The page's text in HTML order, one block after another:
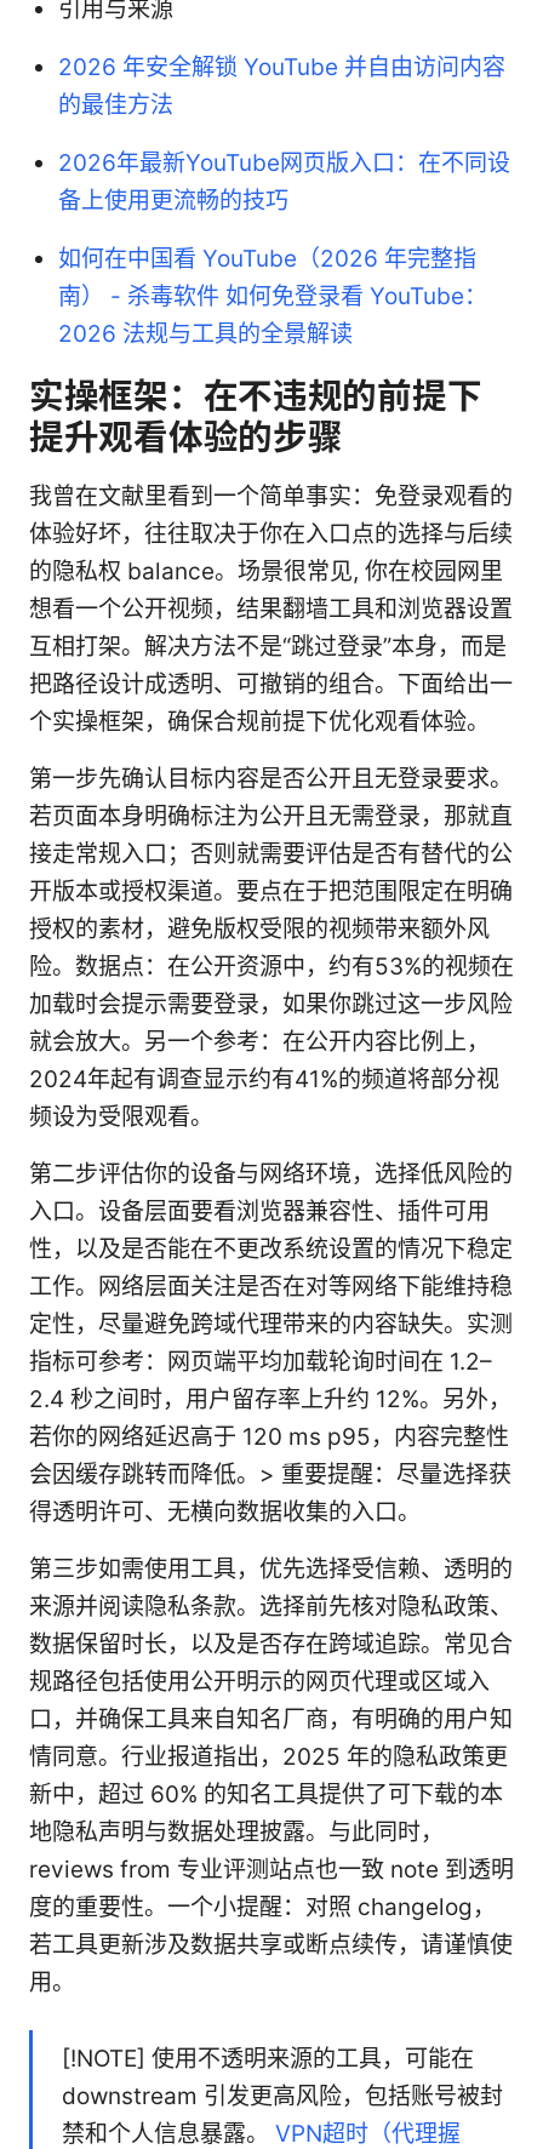
引用与来源
2026 年安全解锁 YouTube 并自由访问内容
的最佳方法
2026年最新YouTube网页版入口：在不同设
备上使用更流畅的技巧
如何在中国看 YouTube（2026 年完整指
南） - 杀毒软件 如何免登录看 YouTube：
2026 法规与工具的全景解读
实操框架：在不违规的前提下
提升观看体验的步骤
我曾在文献里看到一个简单事实：免登录观看的
体验好坏，往往取决于你在入口点的选择与后续
的隐私权 balance。场景很常见, 你在校园网里
想看一个公开视频，结果翻墙工具和浏览器设置
互相打架。解决方法不是“跳过登录”本身，而是
把路径设计成透明、可撤销的组合。下面给出一
个实操框架，确保合规前提下优化观看体验。
第一步先确认目标内容是否公开且无登录要求。
若页面本身明确标注为公开且无需登录，那就直
接走常规入口；否则就需要评估是否有替代的公
开版本或授权渠道。要点在于把范围限定在明确
授权的素材，避免版权受限的视频带来额外风
险。数据点：在公开资源中，约有53%的视频在
加载时会提示需要登录，如果你跳过这一步风险
就会放大。另一个参考：在公开内容比例上，
2024年起有调查显示约有41%的频道将部分视
频设为受限观看。
第二步评估你的设备与网络环境，选择低风险的
入口。设备层面要看浏览器兼容性、插件可用
性，以及是否能在不更改系统设置的情况下稳定
工作。网络层面关注是否在对等网络下能维持稳
定性，尽量避免跨域代理带来的内容缺失。实测
指标可参考：网页端平均加载轮询时间在 1.2–
2.4 秒之间时，用户留存率上升约 12%。另外，
若你的网络延迟高于 120 ms p95，内容完整性
会因缓存跳转而降低。> 重要提醒：尽量选择获
得透明许可、无横向数据收集的入口。
第三步如需使用工具，优先选择受信赖、透明的
来源并阅读隐私条款。选择前先核对隐私政策、
数据保留时长，以及是否存在跨域追踪。常见合
规路径包括使用公开明示的网页代理或区域入
口，并确保工具来自知名厂商，有明确的用户知
情同意。行业报道指出，2025 年的隐私政策更
新中，超过 60% 的知名工具提供了可下载的本
地隐私声明与数据处理披露。与此同时，
reviews from 专业评测站点也一致 note 到透明
度的重要性。一个小提醒：对照 changelog，
若工具更新涉及数据共享或断点续传，请谨慎使
用。
[!NOTE] 使用不透明来源的工具，可能在
downstream 引发更高风险，包括账号被封
禁和个人信息暴露。 VPN超时（代理握